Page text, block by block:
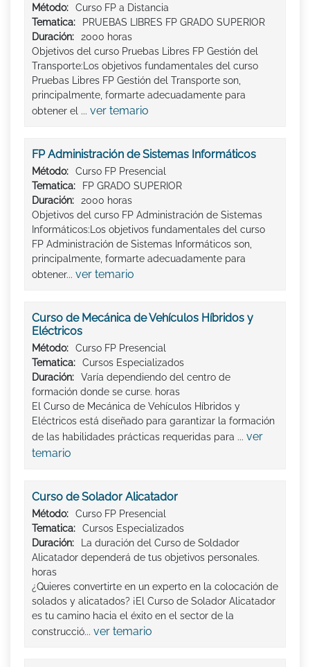
Método:
Curso FP a Distancia
Tematica:
PRUEBAS LIBRES FP GRADO SUPERIOR
Duración:
2000 horas
Objetivos del curso Pruebas Libres FP Gestión del
Transporte:Los objetivos fundamentales del curso
Pruebas Libres FP Gestión del Transporte son,
principalmente, formarte adecuadamente para
obtener el ... ver temario
FP Administración de Sistemas Informáticos
Método:
Curso FP Presencial
Tematica:
FP GRADO SUPERIOR
Duración:
2000 horas
Objetivos del curso FP Administración de Sistemas
Informáticos:Los objetivos fundamentales del curso
FP Administración de Sistemas Informáticos son,
principalmente, formarte adecuadamente para
obtener... ver temario
Curso de Mecánica de Vehículos Híbridos y
Eléctricos
Método:
Curso FP Presencial
Tematica:
Cursos Especializados
Duración:
Varía dependiendo del centro de
formación donde se curse. horas
El Curso de Mecánica de Vehículos Híbridos y
Eléctricos está diseñado para garantizar la formación
de las habilidades prácticas requeridas para ... ver
temario
Curso de Solador Alicatador
Método:
Curso FP Presencial
Tematica:
Cursos Especializados
Duración:
La duración del Curso de Soldador
Alicatador dependerá de tus objetivos personales.
horas
¿Quieres convertirte en un experto en la colocación de
solados y alicatados? ¡El Curso de Solador Alicatador
es tu camino hacia el éxito en el sector de la
construcció... ver temario